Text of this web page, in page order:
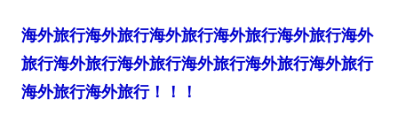
海外旅行海外旅行海外旅行海外旅行海外旅行海外
旅行海外旅行海外旅行海外旅行海外旅行海外旅行
海外旅行海外旅行！！！